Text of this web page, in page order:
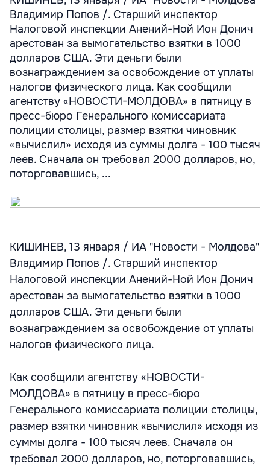
Владимир Попов /. Старший инспектор
Налоговой инспекции Анений-Ной Ион Донич
арестован за вымогательство взятки в 1000
долларов США. Эти деньги были
вознаграждением за освобождение от уплаты
налогов физического лица. Как сообщили
агентству «НОВОСТИ-МОЛДОВА» в пятницу в
пресс-бюро Генерального комиссариата
полиции столицы, размер взятки чиновник
«вычислил» исходя из суммы долга - 100 тысяч
леев. Сначала он требовал 2000 долларов, но,
поторговавшись, ...
КИШИНЕВ, 13 января / ИА "Новости - Молдова"
Владимир Попов /. Старший инспектор
Налоговой инспекции Анений-Ной Ион Донич
арестован за вымогательство взятки в 1000
долларов США. Эти деньги были
вознаграждением за освобождение от уплаты
налогов физического лица.
Как сообщили агентству «НОВОСТИ-
МОЛДОВА» в пятницу в пресс-бюро
Генерального комиссариата полиции столицы,
размер взятки чиновник «вычислил» исходя из
суммы долга - 100 тысяч леев. Сначала он
требовал 2000 долларов, но, поторговавшись,